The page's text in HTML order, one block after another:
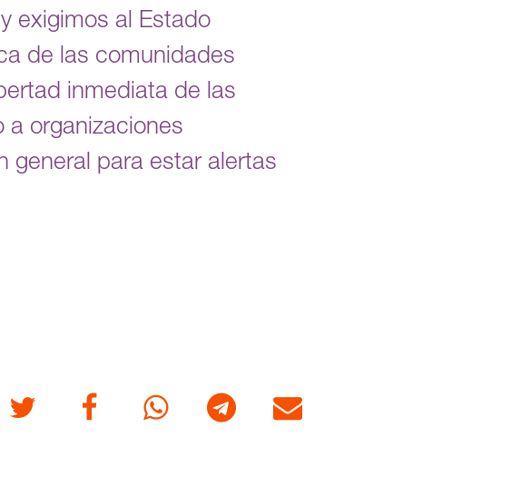
exigimos al Estado
de las comunidades
inmediata de las
organizaciones
general para estar alertas
Twitter FacebookWhatsappTelegram Correo